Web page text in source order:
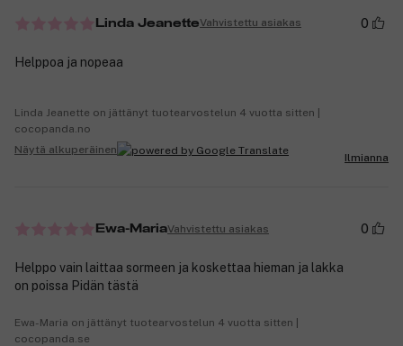
Linda JeanetteVahvistettu asiakas 0
Helppoa ja nopeaa
Linda Jeanette on jättänyt tuotearvostelun 4 vuotta sitten |
cocopanda.no
Näytä alkuperäinen
Ilmianna
Ewa-MariaVahvistettu asiakas 0
Helppo vain laittaa sormeen ja koskettaa hieman ja lakka
on poissa Pidän tästä
Ewa-Maria on jättänyt tuotearvostelun 4 vuotta sitten |
cocopanda.se